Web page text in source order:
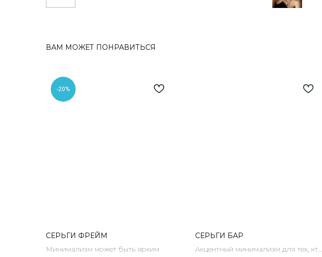
ВАМ МОЖЕТ ПОНРАВИТЬСЯ
-20%
СЕРЬГИ ФРЕЙМ
Минимализм может быть ярким
СЕРЬГИ БАР
Акцентный минимализм для тех, кто